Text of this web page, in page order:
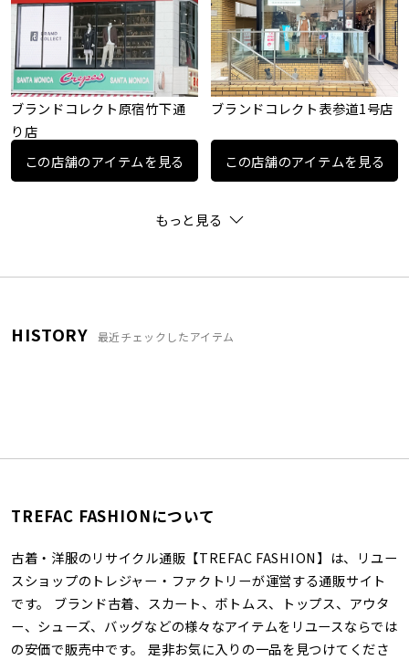
ブランドコレクト原宿竹下通
り店
この店舗のアイテムを見る
ブランドコレクト表参道1号店
この店舗のアイテムを見る
もっと見る
HISTORY 最近チェックしたアイテム
TREFAC FASHIONについて
古着・洋服のリサイクル通販【TREFAC FASHION】は、リユー
スショップのトレジャー・ファクトリーが運営する通販サイト
です。 ブランド古着、スカート、ボトムス、トップス、アウタ
ー、シューズ、バッグなどの様々なアイテムをリユースならでは
の安価で販売中です。 是非お気に入りの一品を見つけてくださ